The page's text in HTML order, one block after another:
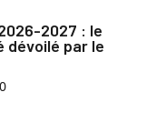
2027 : le
dévoilé par le